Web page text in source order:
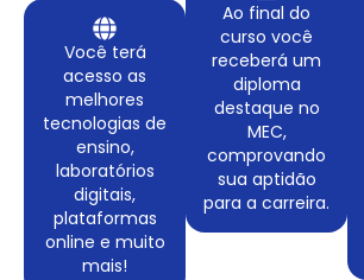
Você terá
acesso as
melhores
tecnologias de
ensino,
laboratórios
digitais,
plataformas
online e muito
mais!
Ao final do
curso você
receberá um
diploma
destaque no
MEC,
comprovando
sua aptidão
para a carreira.